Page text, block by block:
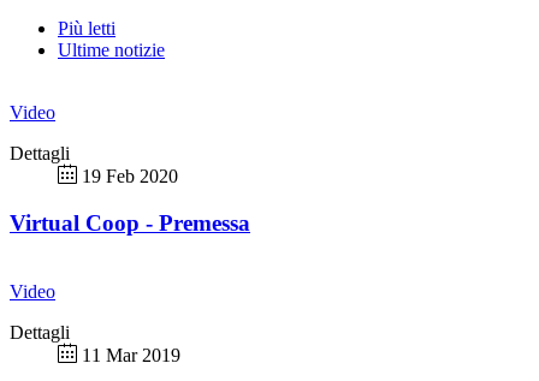
Più letti
Ultime notizie
Video
Dettagli
19 Feb 2020
Virtual Coop - Premessa
Video
Dettagli
11 Mar 2019